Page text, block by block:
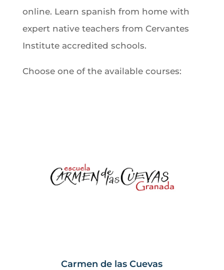
online. Learn spanish from home with
expert native teachers from Cervantes
Institute accredited schools.
Choose one of the available courses:
Carmen de las Cuevas